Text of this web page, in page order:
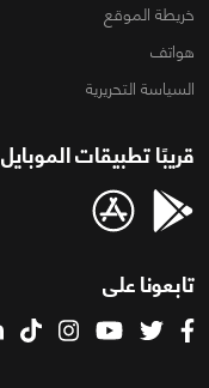
خريطة الموقع
هواتف
السياسة التحريرية
قريبًا تطبيقات الموبايل
تابعونا على